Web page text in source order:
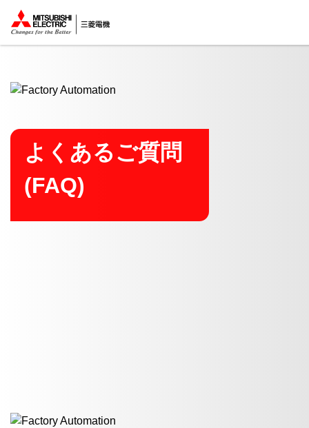
ここから本文
よくあるご質問
(FAQ)